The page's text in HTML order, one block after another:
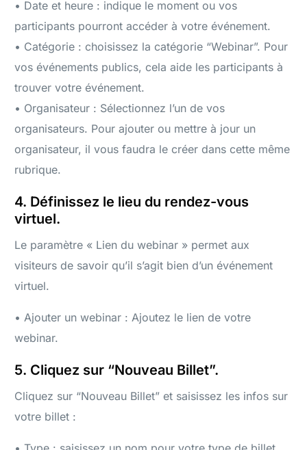
• Date et heure : indique le moment ou vos
participants pourront accéder à votre événement.
• Catégorie : choisissez la catégorie “Webinar”. Pour
vos événements publics, cela aide les participants à
trouver votre événement.
• Organisateur : Sélectionnez l’un de vos
organisateurs. Pour ajouter ou mettre à jour un
organisateur, il vous faudra le créer dans cette même
rubrique.
4. Définissez le lieu du rendez-vous
virtuel.
Le paramètre « Lien du webinar » permet aux
visiteurs de savoir qu’il s’agit bien d’un événement
virtuel.
• Ajouter un webinar : Ajoutez le lien de votre
webinar.
5. Cliquez sur “Nouveau Billet”.
Cliquez sur “Nouveau Billet” et saisissez les infos sur
votre billet :